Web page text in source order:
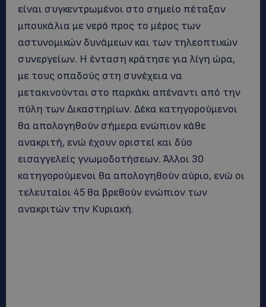
είναι συγκεντρωμένοι στο σημείο πέταξαν
μπουκάλια με νερό προς το μέρος των
αστυνομικών δυνάμεων και των τηλεοπτικών
συνεργείων. Η ένταση κράτησε για λίγη ώρα,
με τους οπαδούς στη συνέχεια να
μετακινούνται στο παρκάκι απέναντι από την
πύλη των Δικαστηρίων. Δέκα κατηγορούμενοι
θα απολογηθούν σήμερα ενώπιον κάθε
ανακριτή, ενώ έχουν οριστεί και δύο
εισαγγελείς γνωμοδοτήσεων. Άλλοι 30
κατηγορούμενοι θα απολογηθούν αύριο, ενώ οι
τελευταίοι 45 θα βρεθούν ενώπιον των
ανακριτών την Κυριακή.